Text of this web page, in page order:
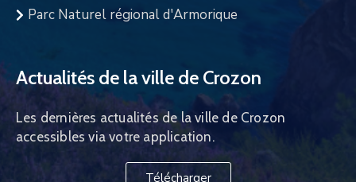
Parc Naturel régional d'Armorique
Actualités de la ville de Crozon
Les dernières actualités de la ville de Crozon
accessibles via votre application.
Télécharger